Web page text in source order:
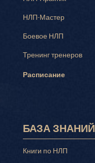
НЛП-Мастер
Боевое НЛП
Тренинг тренеров
Расписание
БАЗА ЗНАНИЙ
Книги по НЛП